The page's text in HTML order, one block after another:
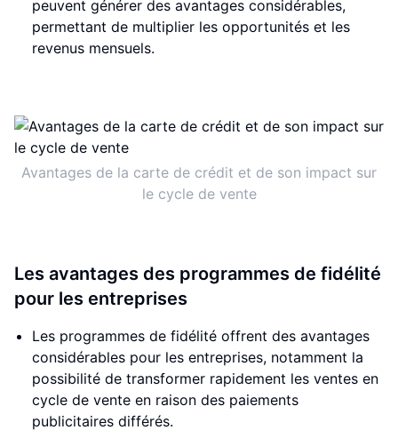
peuvent générer des avantages considérables,
permettant de multiplier les opportunités et les
revenus mensuels.
Avantages de la carte de crédit et de son impact sur
le cycle de vente
Les avantages des programmes de fidélité
pour les entreprises
Les programmes de fidélité offrent des avantages
considérables pour les entreprises, notamment la
possibilité de transformer rapidement les ventes en
cycle de vente en raison des paiements
publicitaires différés.